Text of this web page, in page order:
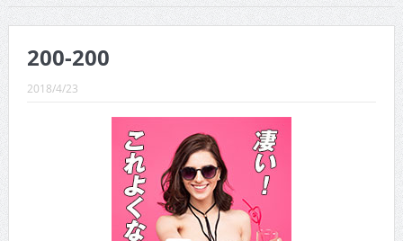
CINEMA×STYLE 291号
CINEMA×STYLE 290号
CINEMA×STYLE 289号
CINEMA×STYLE 288号
CINEMA×STYLE 287号
CINEMA×STYLE 286号
CINEMA×STYLE 285号
200-200
2018/4/23